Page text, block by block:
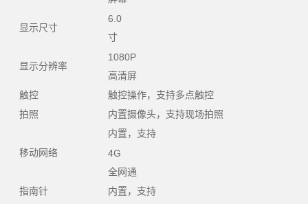
显示尺寸
6.0
寸
显示分辨率
1080P
高清屏
触控
触控操作，支持多点触控
拍照
内置摄像头，支持现场拍照
移动网络
内置，支持
4G
全网通
指南针
内置，支持